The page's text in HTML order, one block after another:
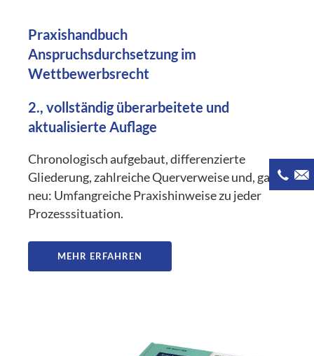
Praxishandbuch
Anspruchsdurchsetzung im
Wettbewerbsrecht
2., vollständig überarbeitete und
aktualisierte Auflage
Chronologisch aufgebaut, differenzierte
Gliederung, zahlreiche Querverweise und, ganz
neu: Umfangreiche Praxishinweise zu jeder
Prozesssituation.
MEHR ERFAHREN